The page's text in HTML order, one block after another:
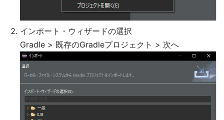
インポート・ウィザードの選択
Gradle > 既存のGradleプロジェクト > 次へ